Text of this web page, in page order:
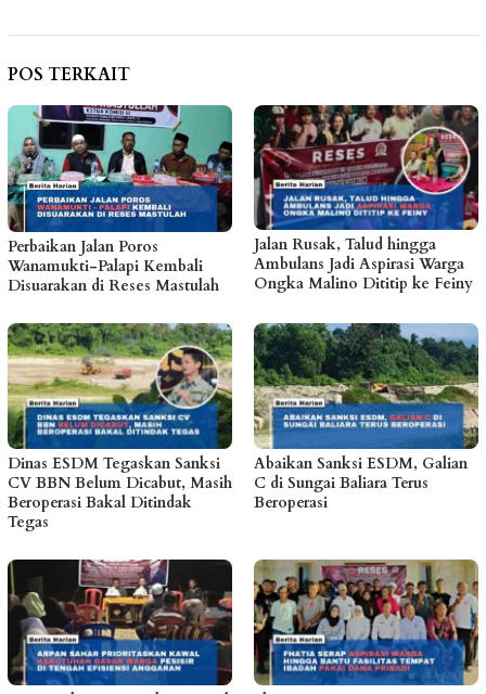
POS TERKAIT
Perbaikan Jalan Poros
Wanamukti-Palapi Kembali
Disuarakan di Reses Mastulah
Jalan Rusak, Talud hingga
Ambulans Jadi Aspirasi Warga
Ongka Malino Dititip ke Feiny
Dinas ESDM Tegaskan Sanksi
CV BBN Belum Dicabut, Masih
Beroperasi Bakal Ditindak
Tegas
Abaikan Sanksi ESDM, Galian
C di Sungai Baliara Terus
Beroperasi